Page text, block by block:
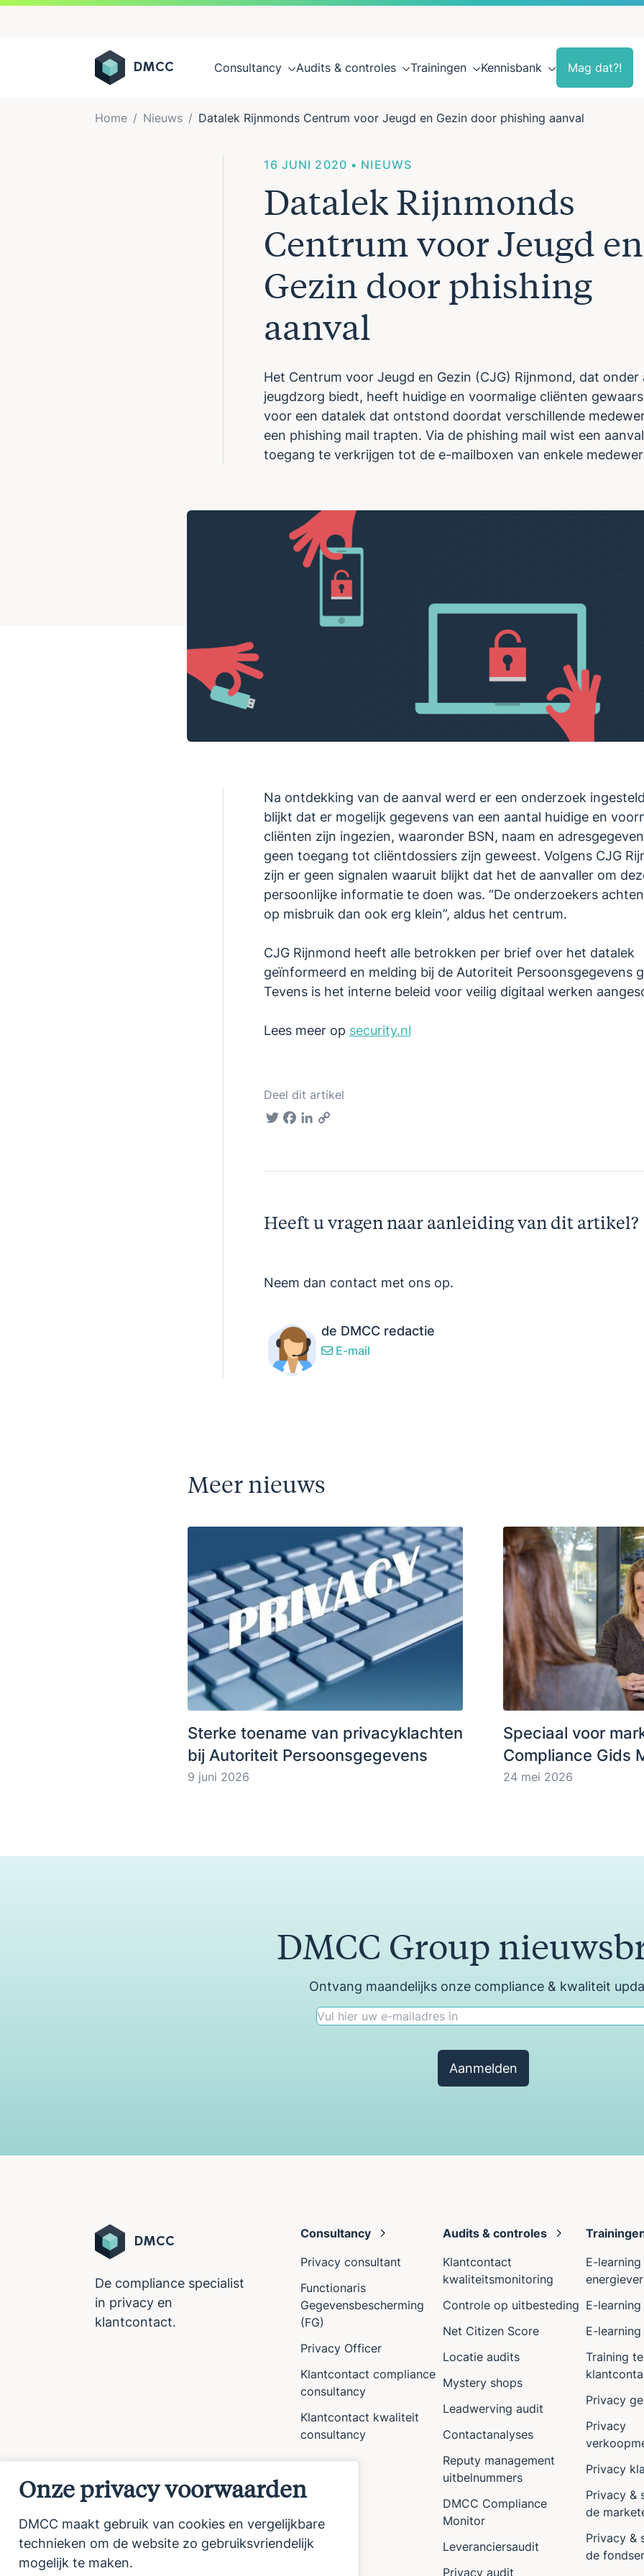
Onze privacy voorwaarden
DMCC maakt gebruik van cookies en vergelijkbare
technieken om de website zo gebruiksvriendelijk
mogelijk te maken.
DMCC Consultancy Audits & controles Trainingen Kennisbank Mag dat?!
Home Nieuws Datalek Rijnmonds Centrum voor Jeugd en Gezin door phishing aanval
16 JUNI 2020 • NIEUWS
Datalek Rijnmonds
Centrum voor Jeugd en
Gezin door phishing
aanval
Het Centrum voor Jeugd en Gezin (CJG) Rijnmond, dat onder
jeugdzorg biedt, heeft huidige en voormalige cliënten
voor een datalek dat ontstond doordat verschillende
een phishing mail trapten. Via de phishing mail wist een
toegang te verkrijgen tot de e-mailboxen van enkele
Na ontdekking van de aanval werd er een onderzoek
blijkt dat er mogelijk gegevens van een aantal huidige en
cliënten zijn ingezien, waaronder BSN, naam en
geen toegang tot cliëntdossiers zijn geweest. Volgens CJG
zijn er geen signalen waaruit blijkt dat het de aanvaller om
persoonlijke informatie te doen was. “De onderzoekers
op misbruik dan ook erg klein”, aldus het centrum.
CJG Rijnmond heeft alle betrokken per brief over het datalek
geïnformeerd en melding bij de Autoriteit Persoonsgegevens
Tevens is het interne beleid voor veilig digitaal werken
Lees meer op security.nl
Deel dit artikel
TwitterFacebook
LinkedIn
Heeft u vragen naar aanleiding van dit artikel?
Neem dan contact met ons op.
de DMCC redactie
E-mail
Meer nieuws
Sterke toename van privacyklachten
bij Autoriteit Persoonsgegevens
9 juni 2026
Speciaal voor
Compliance Gids
24 mei 2026
DMCC Group
Ontvang maandelijks onze compliance & kwaliteit
Aanmelden
DMCC
De compliance specialist
in privacy en
klantcontact.
Consultancy
Privacy consultant
Functionaris
Gegevensbescherming
(FG)
Privacy Officer
Klantcontact compliance
consultancy
Klantcontact kwaliteit
consultancy
Audits & controles
Klantcontact
kwaliteitsmonitoring
Controle op uitbesteding
Net Citizen Score
Locatie audits
Mystery shops
Leadwerving audit
Contactanalyses
Reputy management
uitbelnummers
DMCC Compliance
Monitor
Leveranciersaudit
Privacy audit
E-learning
E-
E-
Training
Privacy
Privacy
Privacy
Privacy &
de
Privacy &
de